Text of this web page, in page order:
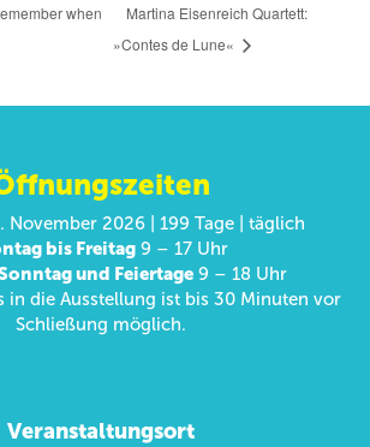
when
Martina Eisenreich Quartett:
»Contes de Lune«
November 2026 | 199 Tage | täglich
bis Freitag 9 – 17 Uhr
und Feiertage9 – 18 Uhr
in die Ausstellung ist bis 30 Minuten vor
Schließung möglich.
Veranstaltungsort